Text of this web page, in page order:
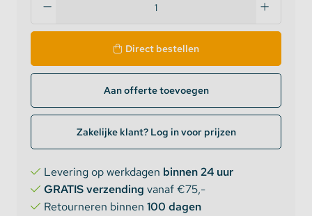
Direct bestellen
Aan offerte toevoegen
Zakelijke klant? Log in voor prijzen
Levering op werkdagen binnen 24 uur
GRATIS verzending vanaf €75,-
Retourneren binnen 100 dagen